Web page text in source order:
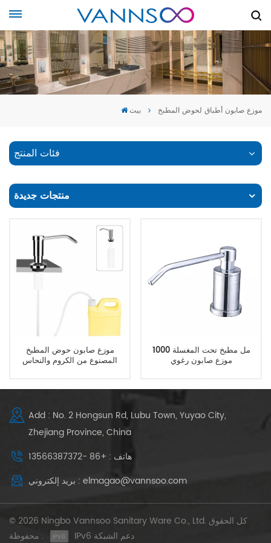
بيت موزع صابون أطباق لحوض المطبخ
فئات المنتج
منتجات جديدة
موزع صابون حوض المطبخ
المصنوع من الكروم والنحاس
1000 مل مطبخ تحت المغسلة
موزع صابون رغوي
Add : No. 2 Hongsun Rd, Lubu Town, Yuyao City,
Zhejiang Province, China
هاتف : +86 -13566387372
بريد إلكتروني : elmagao@vannsoo.com
© 2026 Ningbo Vannsoo Sanitary Ware Co., Ltd. كل الحقوق
محفوظة .
IPv6 دعم الشبكة